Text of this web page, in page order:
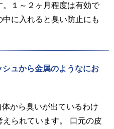
１～２ヶ月程度は有効で
に入れると臭い防止にも
ュから金属のようなにお
から臭いが出ているわけ
られています。 口元の皮